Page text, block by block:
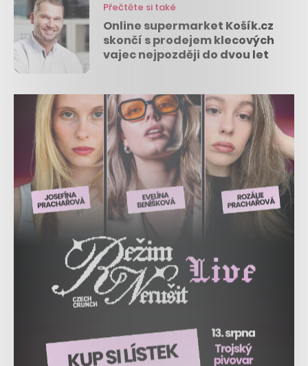
Přečtěte si také
Online supermarket Košík.cz
skončí s prodejem klecových
vajec nejpozději do dvou let